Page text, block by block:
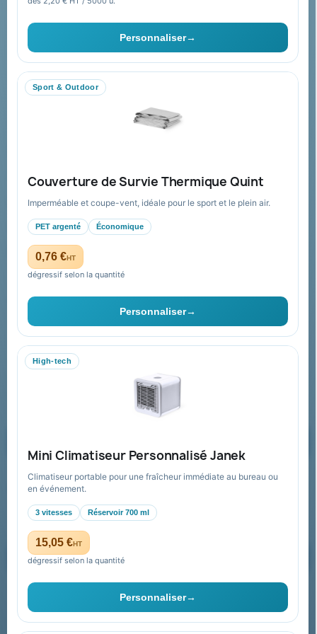
Personnaliser→
Sport & Outdoor
Couverture de Survie Thermique Quint
Imperméable et coupe-vent, idéale pour le sport et le plein air.
PET argenté Économique
0,76 €HT
dégressif selon la quantité
Personnaliser→
High-tech
Mini Climatiseur Personnalisé Janek
Climatiseur portable pour une fraîcheur immédiate au bureau ou
en événement.
3 vitesses Réservoir 700 ml
15,05 €HT
dégressif selon la quantité
Personnaliser→
Ils nous ont fait confiance
Livraison
FAQ sur Promenoch Goodies Pub France
Conditions de retour
Paiement sécurisé
Plan du site
Contact & devis
06 09 53 17 41
WhatsApp
equipe@promenoch-goodies.com
Recevez nos offres spéciales
Vous pouvez vous désinscrire à tout moment. Vous trouverez pour
cela nos informations de contact dans les conditions d'utilisation du
site.